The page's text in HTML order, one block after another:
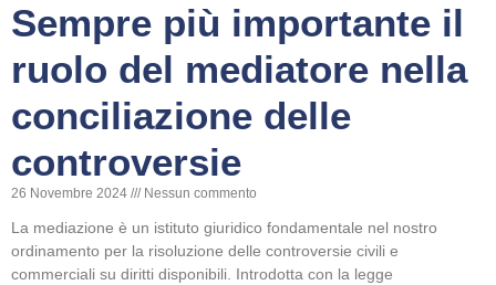
Sempre più importante il
ruolo del mediatore nella
conciliazione delle
controversie
26 Novembre 2024 Nessun commento
La mediazione è un istituto giuridico fondamentale nel nostro
ordinamento per la risoluzione delle controversie civili e
commerciali su diritti disponibili. Introdotta con la legge